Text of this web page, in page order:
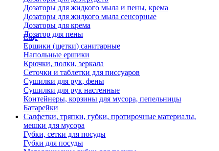
Дозаторы для жидкого мыла и пены, крема
Дозаторы для жидкого мыла сенсорные
Дозаторы для крема
Дозатор для пены
Еще
Ершики (щетки) санитарные
Напольные ершики
Крючки, полки, зеркала
Сеточки и таблетки для писсуаров
Сушилки для рук, фены
Сушилки для рук настенные
Контейнеры, корзины для мусора, пепельницы
Батарейки
Салфетки, тряпки, губки, протирочные материалы,
мешки для мусора
Губки, сетки для посуды
Губки для посуды